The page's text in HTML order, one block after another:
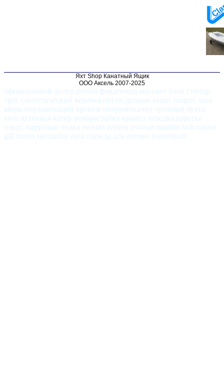
Яхт Shop Канатный Ящик
ООО Аксель 2007-2025
официальный дилер регата фордевинд магазин блок стопор
трос синтетический веревка погон делные вещи талреп лата
якорь нержавеющий крепеж непромоканец ореховая бухта
яхта яхтенная катер необрастайка кранец лебедка каретка
парус парусные лодка ronstan harken lewmar maritim holt nautos
gill musto raymarine nasa одежда для яхтинг гоночный